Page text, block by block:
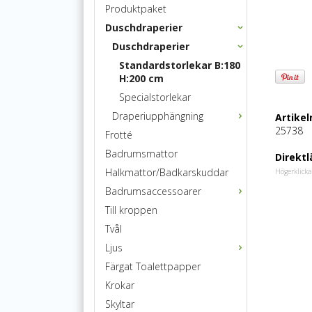
Produktpaket
Duschdraperier
Duschdraperier
Standardstorlekar B:180
H:200 cm
Specialstorlekar
Draperiupphängning
Frotté
Badrumsmattor
Halkmattor/Badkarskuddar
Badrumsaccessoarer
Till kroppen
Tvål
Ljus
Färgat Toalettpapper
Krokar
Skyltar
25738